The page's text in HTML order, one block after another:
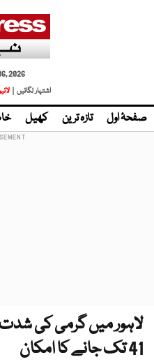
2026
اشتہار لگائیں |
صفحۂ اول تازہ ترین کھیل
لاہور میں گرمی کی
41 تک جانے کا امکان